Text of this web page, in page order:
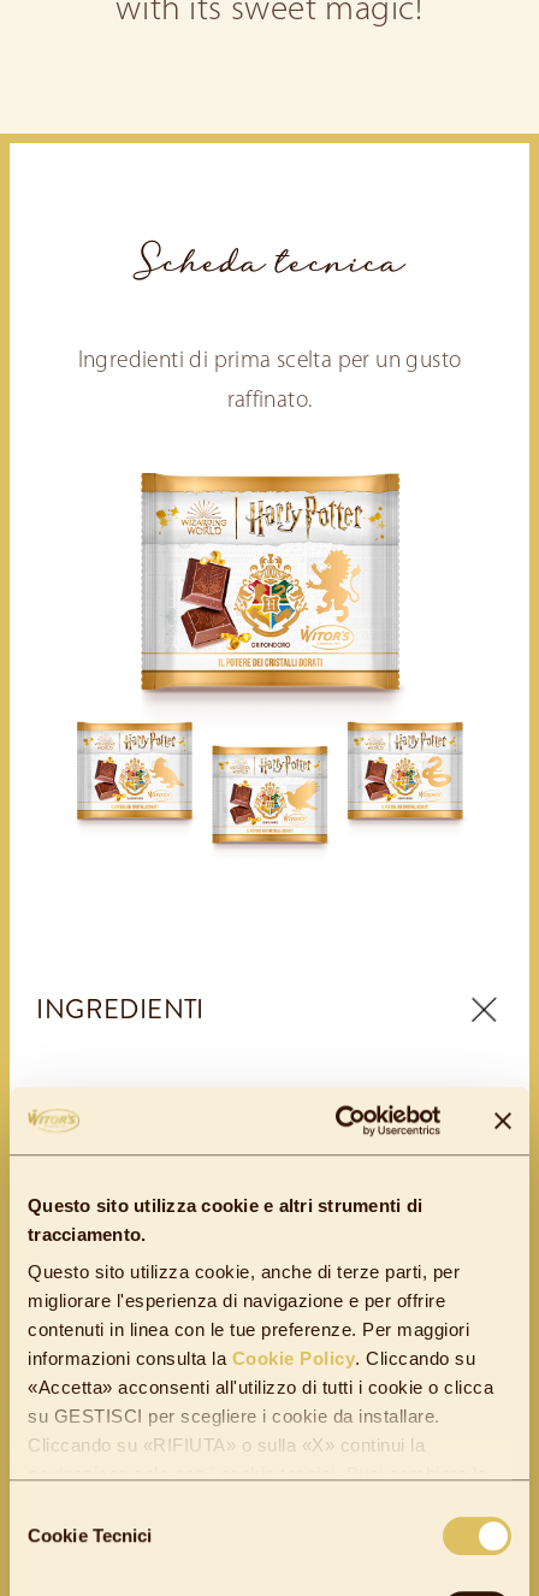
Questo sito utilizza cookie e altri strumenti di
tracciamento.
Questo sito utilizza cookie, anche di terze parti, per
migliorare l'esperienza di navigazione e per offrire
contenuti in linea con le tue preferenze. Per maggiori
informazioni consulta la Cookie Policy. Cliccando su
«Accetta» acconsenti all'utilizzo di tutti i cookie o clicca
su GESTISCI per scegliere i cookie da installare.
Cliccando su «RIFIUTA» o sulla «X» continui la
cookie" che trovi in fondo al sito.
delCookie Tecnici
with its sweet magic!
Scheda tecnica
Ingredienti di prima scelta per un gusto
raffinato.
INGREDIENTI
Sugar, cocoa butter, cocoa mass,milkwhole
powder, colored sugar grains 7% (sugar,
wax; dyes: E172, E100; caramelized sugar,
sunflower oil),milkskimmed powder,lactose
butteranhydrous vaccine, emulsifier: lecithin of
soybeans.